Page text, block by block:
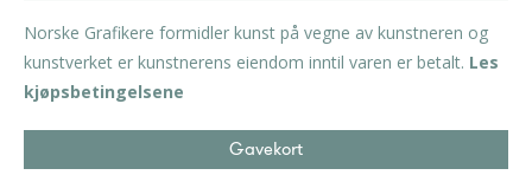
Norske Grafikere formidler kunst på vegne av kunstneren og
kunstverket er kunstnerens eiendom inntil varen er betalt. Les
kjøpsbetingelsene
Gavekort